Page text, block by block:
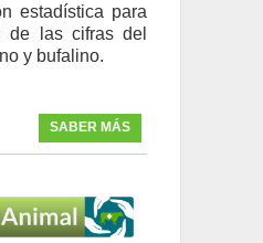
estadística para
de las cifras del
y bufalino.
SABER MÁS